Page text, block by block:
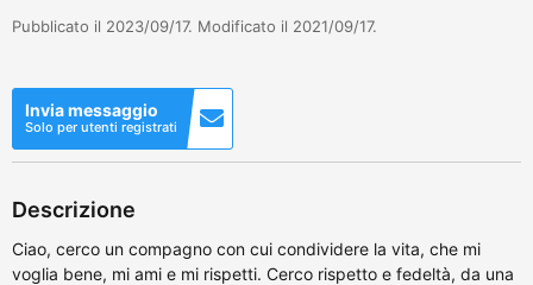
Pubblicato il 2023/09/17. Modificato il 2021/09/17.
Invia messaggio
Solo per utenti registrati
Descrizione
Ciao, cerco un compagno con cui condividere la vita, che mi
voglia bene, mi ami e mi rispetti. Cerco rispetto e fedeltà, da una